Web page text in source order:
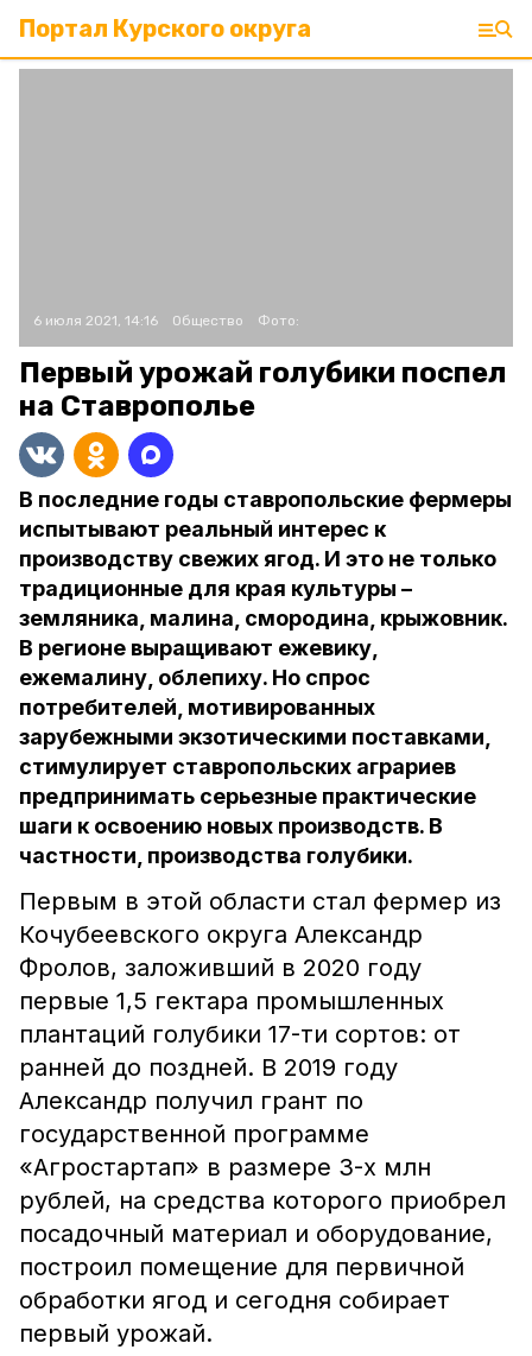
Портал Курского округа
6 июля 2021, 14:16 Общество Фото:
Первый урожай голубики поспел
на Ставрополье
В последние годы ставропольские фермеры
испытывают реальный интерес к
производству свежих ягод. И это не только
традиционные для края культуры –
земляника, малина, смородина, крыжовник.
В регионе выращивают ежевику,
ежемалину, облепиху. Но спрос
потребителей, мотивированных
зарубежными экзотическими поставками,
стимулирует ставропольских аграриев
предпринимать серьезные практические
шаги к освоению новых производств. В
частности, производства голубики.
Первым в этой области стал фермер из
Кочубеевского округа Александр
Фролов, заложивший в 2020 году
первые 1,5 гектара промышленных
плантаций голубики 17-ти сортов: от
ранней до поздней. В 2019 году
Александр получил грант по
государственной программе
«Агростартап» в размере 3-х млн
рублей, на средства которого приобрел
посадочный материал и оборудование,
построил помещение для первичной
обработки ягод и сегодня собирает
первый урожай.